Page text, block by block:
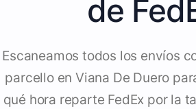
de
Escaneamos todos los envíos
parcello en Viana De Duero
qué hora reparte FedEx por la